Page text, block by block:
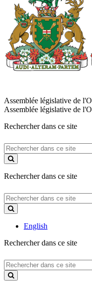
Assemblée législative de
Assemblée législative de
Rechercher dans ce site
Rechercher
dans
ce
Rechercher dans ce site
Rechercher
dans
ce
English
Rechercher dans ce site
Rechercher
dans
ce